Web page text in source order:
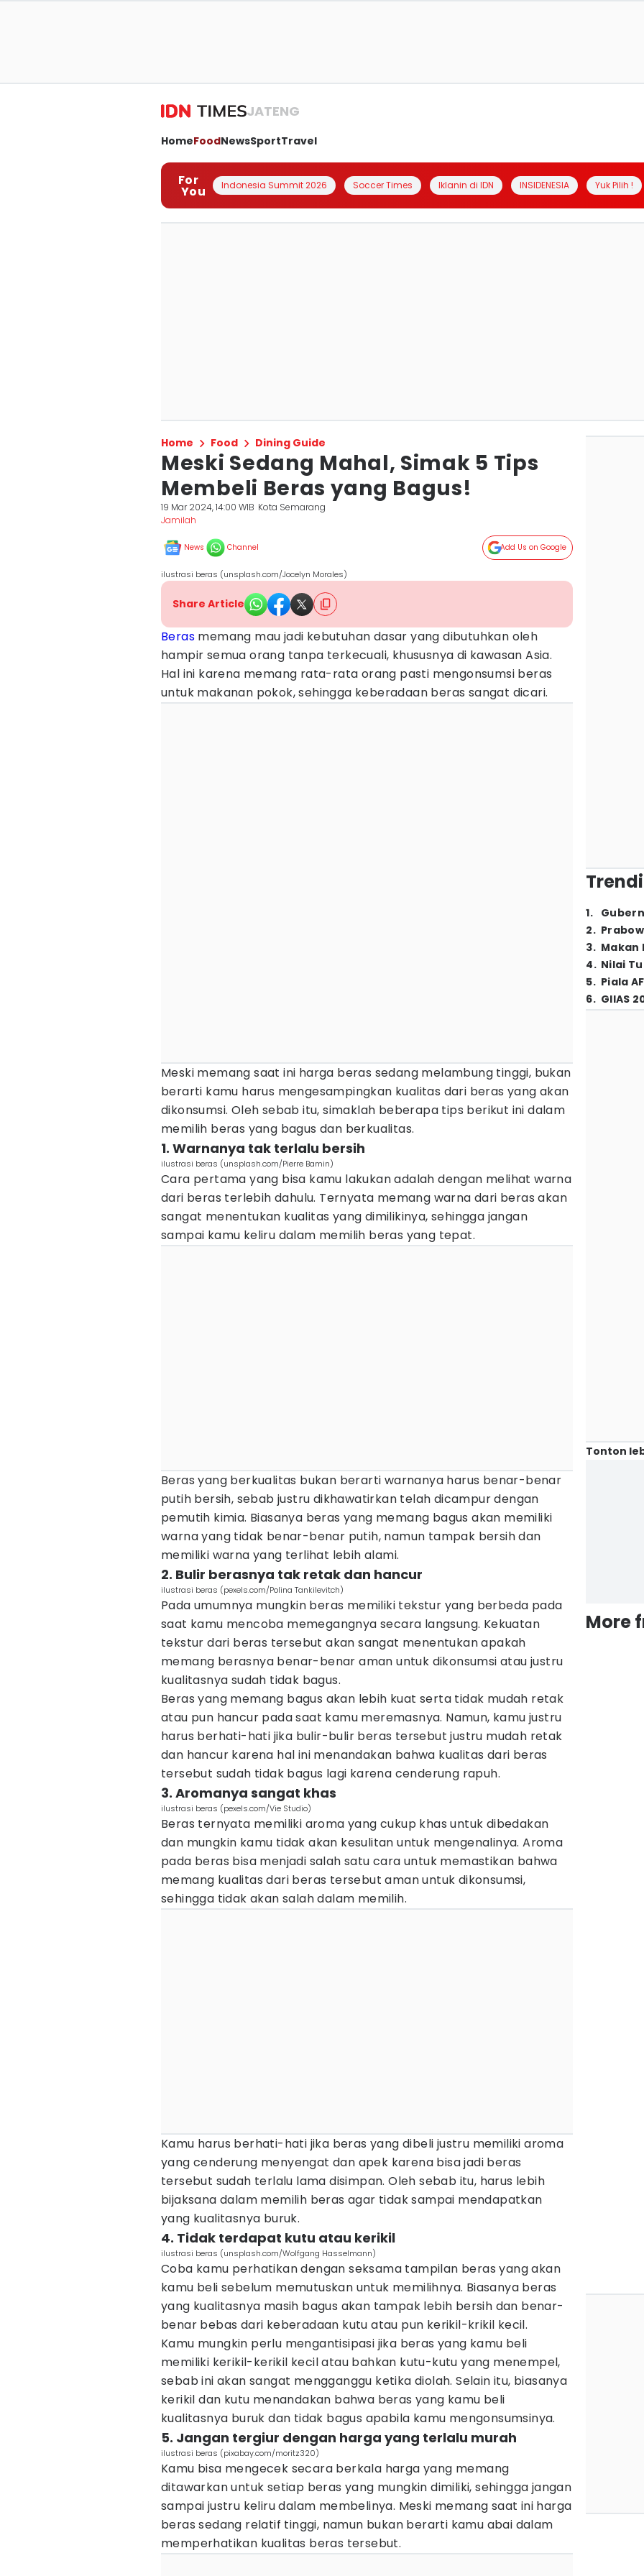
JATENG
HomeFoodNewsSportTravel
For
You Indonesia Summit 2026 Soccer Times Iklanin di IDN INSIDENESIA Yuk Pilih !
Home Food Dining Guide
Meski Sedang Mahal, Simak 5 Tips
Membeli Beras yang Bagus!
19 Mar 2024, 14:00 WIB Kota Semarang
Jamilah
News Channel Add Us on Google
ilustrasi beras (unsplash.com/Jocelyn Morales)
Share Article
Beras memang mau jadi kebutuhan dasar yang dibutuhkan oleh
hampir semua orang tanpa terkecuali, khususnya di kawasan Asia.
Hal ini karena memang rata-rata orang pasti mengonsumsi beras
untuk makanan pokok, sehingga keberadaan beras sangat dicari.
Meski memang saat ini harga beras sedang melambung tinggi, bukan
berarti kamu harus mengesampingkan kualitas dari beras yang akan
dikonsumsi. Oleh sebab itu, simaklah beberapa tips berikut ini dalam
memilih beras yang bagus dan berkualitas.
1. Warnanya tak terlalu bersih
ilustrasi beras (unsplash.com/Pierre Bamin)
Cara pertama yang bisa kamu lakukan adalah dengan melihat warna
dari beras terlebih dahulu. Ternyata memang warna dari beras akan
sangat menentukan kualitas yang dimilikinya, sehingga jangan
sampai kamu keliru dalam memilih beras yang tepat.
Beras yang berkualitas bukan berarti warnanya harus benar-benar
putih bersih, sebab justru dikhawatirkan telah dicampur dengan
pemutih kimia. Biasanya beras yang memang bagus akan memiliki
warna yang tidak benar-benar putih, namun tampak bersih dan
memiliki warna yang terlihat lebih alami.
2. Bulir berasnya tak retak dan hancur
ilustrasi beras (pexels.com/Polina Tankilevitch)
Pada umumnya mungkin beras memiliki tekstur yang berbeda pada
saat kamu mencoba memegangnya secara langsung. Kekuatan
tekstur dari beras tersebut akan sangat menentukan apakah
memang berasnya benar-benar aman untuk dikonsumsi atau justru
kualitasnya sudah tidak bagus.
Beras yang memang bagus akan lebih kuat serta tidak mudah retak
atau pun hancur pada saat kamu meremasnya. Namun, kamu justru
harus berhati-hati jika bulir-bulir beras tersebut justru mudah retak
dan hancur karena hal ini menandakan bahwa kualitas dari beras
tersebut sudah tidak bagus lagi karena cenderung rapuh.
3. Aromanya sangat khas
ilustrasi beras (pexels.com/Vie Studio)
Beras ternyata memiliki aroma yang cukup khas untuk dibedakan
dan mungkin kamu tidak akan kesulitan untuk mengenalinya. Aroma
pada beras bisa menjadi salah satu cara untuk memastikan bahwa
memang kualitas dari beras tersebut aman untuk dikonsumsi,
sehingga tidak akan salah dalam memilih.
Kamu harus berhati-hati jika beras yang dibeli justru memiliki aroma
yang cenderung menyengat dan apek karena bisa jadi beras
tersebut sudah terlalu lama disimpan. Oleh sebab itu, harus lebih
bijaksana dalam memilih beras agar tidak sampai mendapatkan
yang kualitasnya buruk.
4. Tidak terdapat kutu atau kerikil
ilustrasi beras (unsplash.com/Wolfgang Hasselmann)
Coba kamu perhatikan dengan seksama tampilan beras yang akan
kamu beli sebelum memutuskan untuk memilihnya. Biasanya beras
yang kualitasnya masih bagus akan tampak lebih bersih dan benar-
benar bebas dari keberadaan kutu atau pun kerikil-krikil kecil.
Kamu mungkin perlu mengantisipasi jika beras yang kamu beli
memiliki kerikil-kerikil kecil atau bahkan kutu-kutu yang menempel,
sebab ini akan sangat mengganggu ketika diolah. Selain itu, biasanya
kerikil dan kutu menandakan bahwa beras yang kamu beli
kualitasnya buruk dan tidak bagus apabila kamu mengonsumsinya.
5. Jangan tergiur dengan harga yang terlalu murah
ilustrasi beras (pixabay.com/moritz320)
Kamu bisa mengecek secara berkala harga yang memang
ditawarkan untuk setiap beras yang mungkin dimiliki, sehingga jangan
sampai justru keliru dalam membelinya. Meski memang saat ini harga
beras sedang relatif tinggi, namun bukan berarti kamu abai dalam
memperhatikan kualitas beras tersebut.
1.
2.
3. Makan
4. Nilai
5. Piala
6. GIIAS
Tonton
More